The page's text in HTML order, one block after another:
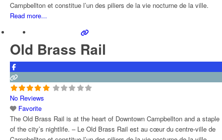
Campbellton et constitue l’un des piliers de la vie nocturne de la ville.
Read more...
Old Brass Rail
No Reviews
Favorite
The Old Brass Rail is at the heart of Downtown Campbellton and a staple
of the city’s nightlife. – Le Old Brass Rail est au cœur du centre-ville de